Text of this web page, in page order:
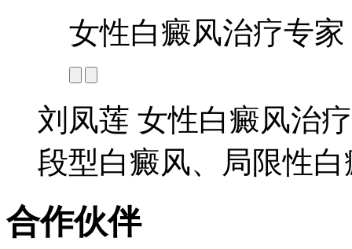
女性白癜风治疗专家
刘凤莲 女性白癜风治
段型白癜风、局限性
合作伙伴